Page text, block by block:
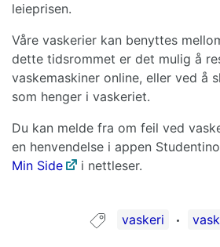
leieprisen.
Våre vaskerier kan benyttes
dette tidsrommet er det mulig å
vaskemaskiner online, eller ved å
som henger i vaskeriet.
Du kan melde fra om feil ved
en henvendelse i appen
Min Side
i nettleser.
Guide tagget
vaskeri